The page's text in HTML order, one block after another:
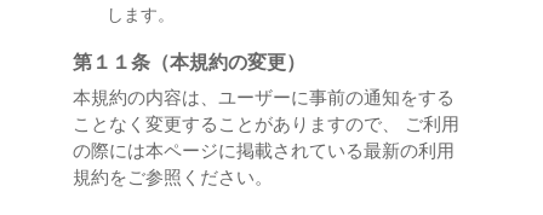
します。
第１１条（本規約の変更）
本規約の内容は、ユーザーに事前の通知をする
ことなく変更することがありますので、 ご利用
の際には本ページに掲載されている最新の利用
規約をご参照ください。